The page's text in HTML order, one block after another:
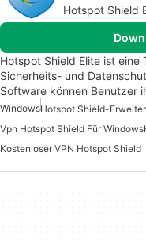
Hotspot Shield
Hotspot Shield Elite ist
Sicherheits- und
Software können Benutzer
Windows
Vpn Hotspot Shield Für Windows
Kostenloser VPN Hotspot Shield